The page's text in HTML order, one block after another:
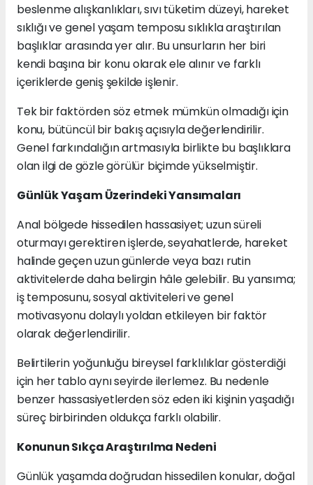
beslenme alışkanlıkları, sıvı tüketim düzeyi, hareket
sıklığı ve genel yaşam temposu sıklıkla araştırılan
başlıklar arasında yer alır. Bu unsurların her biri
kendi başına bir konu olarak ele alınır ve farklı
içeriklerde geniş şekilde işlenir.
Tek bir faktörden söz etmek mümkün olmadığı için
konu, bütüncül bir bakış açısıyla değerlendirilir.
Genel farkındalığın artmasıyla birlikte bu başlıklara
olan ilgi de gözle görülür biçimde yükselmiştir.
Günlük Yaşam Üzerindeki Yansımaları
Anal bölgede hissedilen hassasiyet; uzun süreli
oturmayı gerektiren işlerde, seyahatlerde, hareket
halinde geçen uzun günlerde veya bazı rutin
aktivitelerde daha belirgin hâle gelebilir. Bu yansıma;
iş temposunu, sosyal aktiviteleri ve genel
motivasyonu dolaylı yoldan etkileyen bir faktör
olarak değerlendirilir.
Belirtilerin yoğunluğu bireysel farklılıklar gösterdiği
için her tablo aynı seyirde ilerlemez. Bu nedenle
benzer hassasiyetlerden söz eden iki kişinin yaşadığı
süreç birbirinden oldukça farklı olabilir.
Konunun Sıkça Araştırılma Nedeni
Günlük yaşamda doğrudan hissedilen konular, doğal